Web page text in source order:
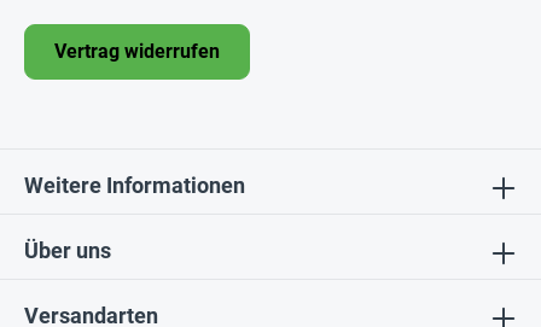
Über uns
Vertrag widerrufen
Weitere Informationen
Versandarten